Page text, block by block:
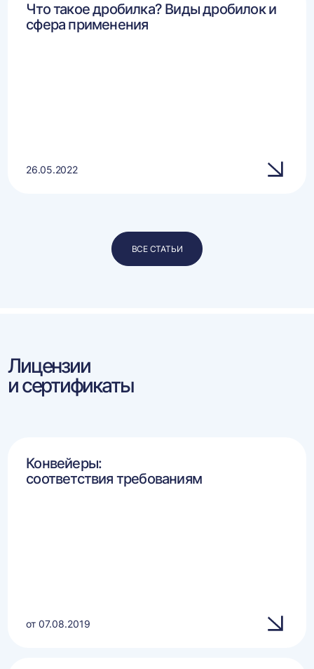
Что такое дробилка? Виды дробилок и
сфера применения
26.05.2022
ВСЕ СТАТЬИ
Лицензии
и сертификаты
Конвейеры:
соответствия требованиям
от 07.08.2019